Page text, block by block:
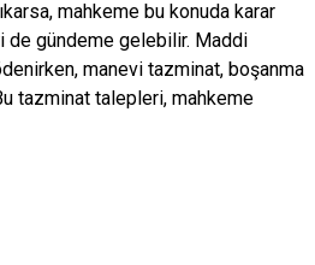
mahkeme bu konuda karar
de gündeme gelebilir. Maddi
manevi tazminat, boşanma
tazminat talepleri, mahkeme